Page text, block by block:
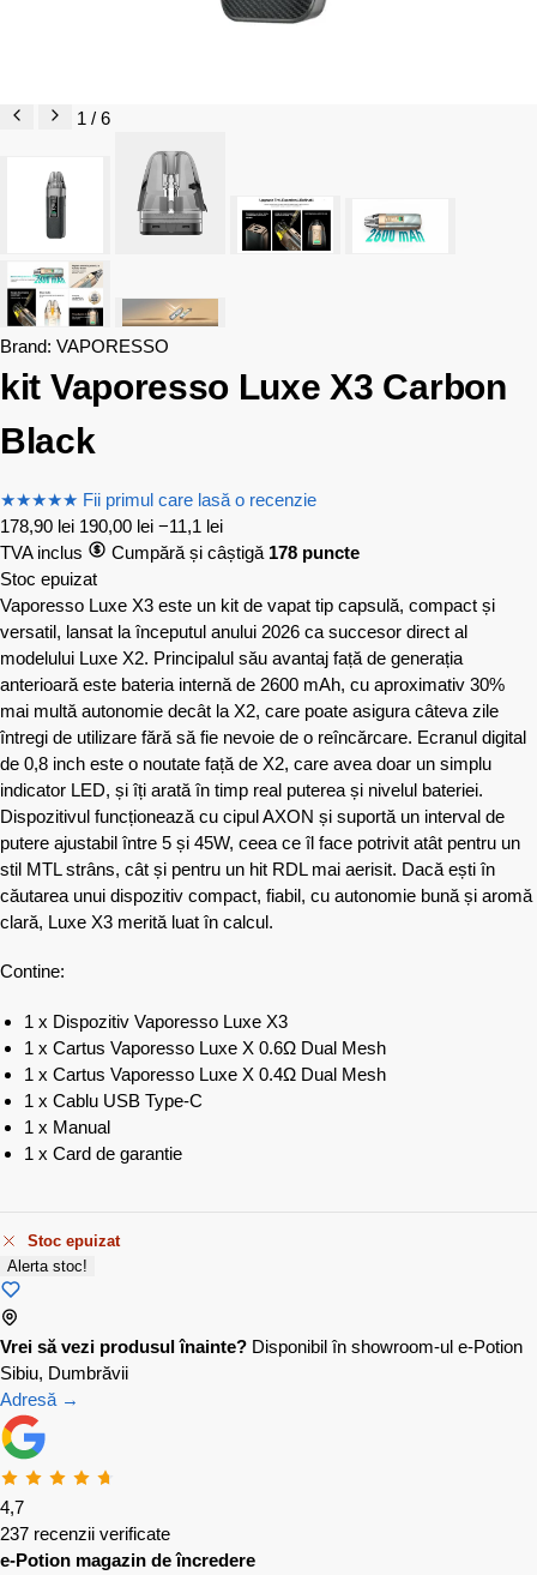
1 / 6
Brand: VAPORESSO
kit Vaporesso Luxe X3 Carbon
Black
★★★★★ Fii primul care lasă o recenzie
178,90 lei 190,00 lei −11,1 lei
TVA inclus
Cumpără și câștigă 178 puncte
Stoc epuizat
Vaporesso Luxe X3 este un kit de vapat tip capsulă, compact și
versatil, lansat la începutul anului 2026 ca succesor direct al
modelului Luxe X2. Principalul său avantaj față de generația
anterioară este bateria internă de 2600 mAh, cu aproximativ 30%
mai multă autonomie decât la X2, care poate asigura câteva zile
întregi de utilizare fără să fie nevoie de o reîncărcare. Ecranul digital
de 0,8 inch este o noutate față de X2, care avea doar un simplu
indicator LED, și îți arată în timp real puterea și nivelul bateriei.
Dispozitivul funcționează cu cipul AXON și suportă un interval de
putere ajustabil între 5 și 45W, ceea ce îl face potrivit atât pentru un
stil MTL strâns, cât și pentru un hit RDL mai aerisit. Dacă ești în
căutarea unui dispozitiv compact, fiabil, cu autonomie bună și aromă
clară, Luxe X3 merită luat în calcul.
Contine:
1 x Dispozitiv Vaporesso Luxe X3
1 x Cartus Vaporesso Luxe X 0.6Ω Dual Mesh
1 x Cartus Vaporesso Luxe X 0.4Ω Dual Mesh
1 x Cablu USB Type-C
1 x Manual
1 x Card de garantie
Stoc epuizat
Alerta stoc!
Vrei să vezi produsul înainte? Disponibil în showroom-ul e-Potion
Sibiu, Dumbrăvii
Adresă →
4,7
237 recenzii verificate
e-Potion magazin de încredere